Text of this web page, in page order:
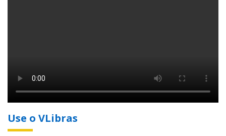
Use o VLibras